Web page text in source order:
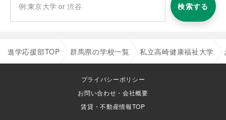
検索する
進学応援部TOP 群馬県の学校一覧 私立高崎健康福祉大学
プライバシーポリシー
お問い合わせ・会社概要
賃貸・不動産情報TOP